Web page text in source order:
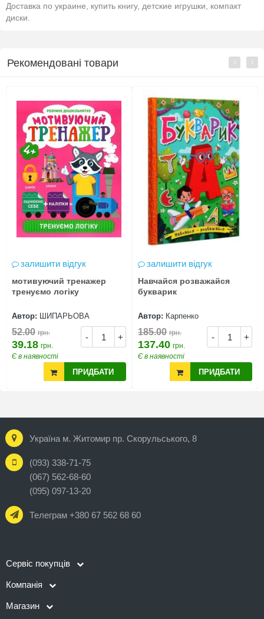
Доставка по украине, купить книгу, детские игрушки, компакт
диски.
Рекомендовані товари
залишити відгук
мотивуючий тренажер
тренуємо логіку
Автор: ШИПАРЬОВА
- +
52.00 грн.
39.18 грн.
Є в наявності
ПРИДБАТИ
залишити відгук
Навчайся розважайся
букварик
Автор: Карпенко
- +
185.00 грн.
137.40 грн.
Є в наявності
ПРИДБАТИ
Україна м. Житомир пр. Скорульського, 8
(093) 338-71-75
(067) 562-68-60
(095) 097-13-20
Телеграм +380 67 562 68 60
Сервіс покупців
Компанія
Магазин